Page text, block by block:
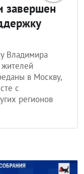
завершен
Владимира
в Москву,
с
регионов